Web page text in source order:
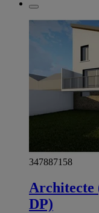
347887158
Architecte
DP)